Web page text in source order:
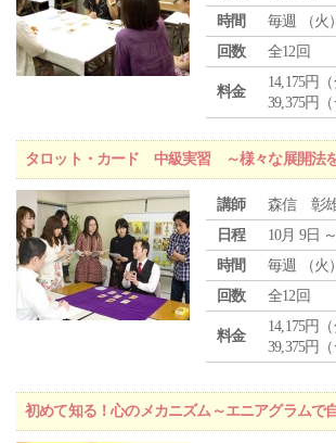
時間
毎週 （火
回数
全12回
料金
14,175円
39,375円
タロット・カード 中級実習 ～様々な展開法
講師
森信 彰
日程
10月 9日
時間
毎週 （火
回数
全12回
料金
14,175円
39,375円
初めて知る！心のメカニズム～エニアグラムで